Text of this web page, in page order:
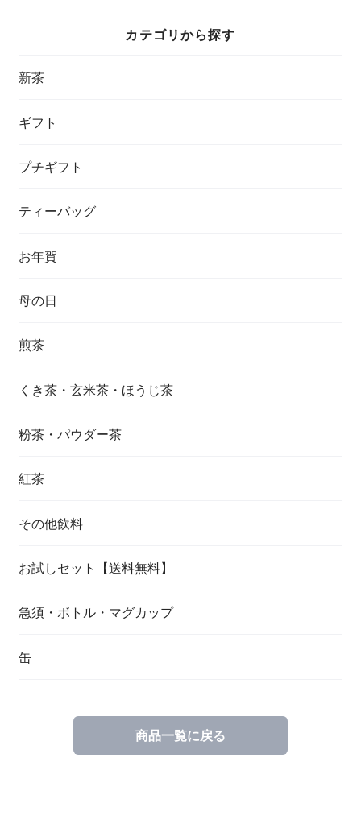
カテゴリから探す
新茶
ギフト
プチギフト
ティーバッグ
お年賀
母の日
煎茶
くき茶・玄米茶・ほうじ茶
粉茶・パウダー茶
紅茶
その他飲料
お試しセット【送料無料】
急須・ボトル・マグカップ
缶
商品一覧に戻る